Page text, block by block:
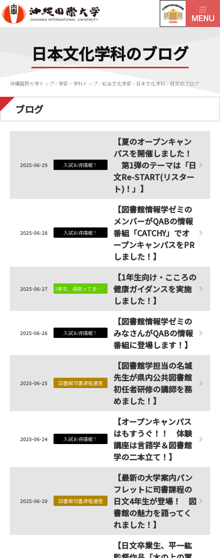
日本文化学科のブログ
沖縄国際大学トップ > 学部・学科トップ >総合文化学部 > 日本文化学科 > 日文のブログ
ブログ
2025-06-29 入試お得情報！
【夏のオープンキャン
パスを開催しました！
第1弾のテーマは「日
文Re-START(リスター
ト)！」】
2025-06-28 入試お得情報！
【図書館情報学ゼミの
メンバーがQABの情報
番組「CATCHY」でオ
ープンキャンパスをPR
しました！】
2025-06-27 1年生、頑張ってます！
【1年生向け・こころの
健康ガイダンスを実施
しました！】
2025-06-26 入試お得情報！
【図書館情報学ゼミの
みなさんがQABの情報
番組に登場します！】
2025-06-25 図書館司書課程通信
【図書館学担当の名城
先生が県内公共図書館
初任者研修の講師を務
めました！】
2025-06-24 入試お得情報！
【オープンキャンパス
はもすうぐ！！ 体験
講座は言語学＆図書館
学の二本立て！】
2025-06-20 図書館司書課程通信
【最新の大学案内パン
フレットに司書課程の
日文4年生が登場！ 図
書館の魅力を語ってく
れました！】
【日文卒業生、平一紘